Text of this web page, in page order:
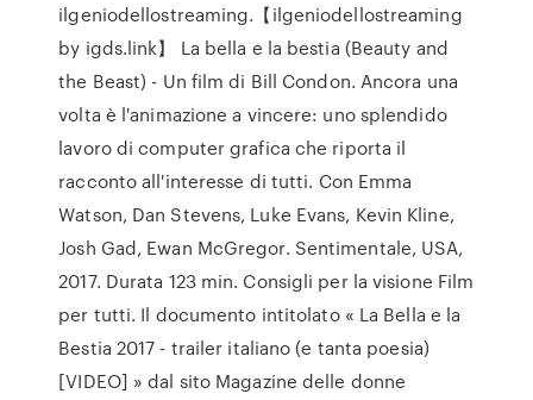
ilgeniodellostreaming.【ilgeniodellostreaming
by igds.link】 La bella e la bestia (Beauty and
the Beast) - Un film di Bill Condon. Ancora una
volta è l'animazione a vincere: uno splendido
lavoro di computer grafica che riporta il
racconto all'interesse di tutti. Con Emma
Watson, Dan Stevens, Luke Evans, Kevin Kline,
Josh Gad, Ewan McGregor. Sentimentale, USA,
2017. Durata 123 min. Consigli per la visione Film
per tutti. Il documento intitolato « La Bella e la
Bestia 2017 - trailer italiano (e tanta poesia)
[VIDEO] » dal sito Magazine delle donne